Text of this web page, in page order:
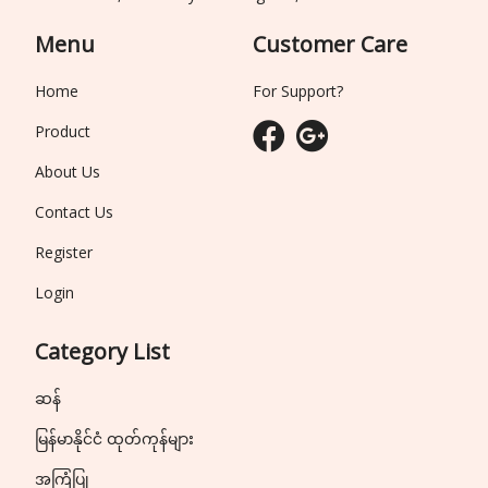
Menu
Home
Product
About Us
Contact Us
Register
Login
Category List
ဆန်
မြန်မာနိုင်ငံ ထုတ်ကုန်များ
အကြံပြု
Customer Care
For Support?